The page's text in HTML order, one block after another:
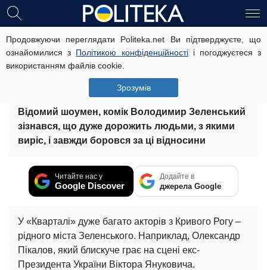
Продовжуючи переглядати Politeka.net Ви підтверджуєте, що
ознайомилися з Політикою конфіденційностіі погоджуєтеся з
використанням файлів cookie.
Зрозумів
Музикант з «Квартал 95» розбився в
ДТП: Зеленський розповів
подробиці трагедії
Відомий шоумен, комік Володимир Зеленський
зізнався, що дуже дорожить людьми, з якими
виріс, і завжди боровся за ці відносини
Читайте нас у
Google Discover
Додайте в
джерела Google
У «Кварталі» дуже багато акторів з Кривого Рогу –
рідного міста Зеленського. Наприклад, Олександр
Пікалов, який блискуче грає на сцені екс-
Президента України Віктора Януковича.